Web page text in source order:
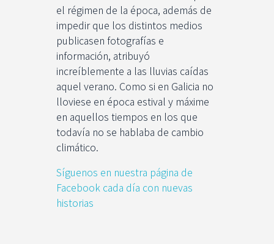
el régimen de la época, además de
impedir que los distintos medios
publicasen fotografías e
información, atribuyó
increíblemente a las lluvias caídas
aquel verano. Como si en Galicia no
lloviese en época estival y máxime
en aquellos tiempos en los que
todavía no se hablaba de cambio
climático.
Síguenos en nuestra página de
Facebook cada día con nuevas
historias